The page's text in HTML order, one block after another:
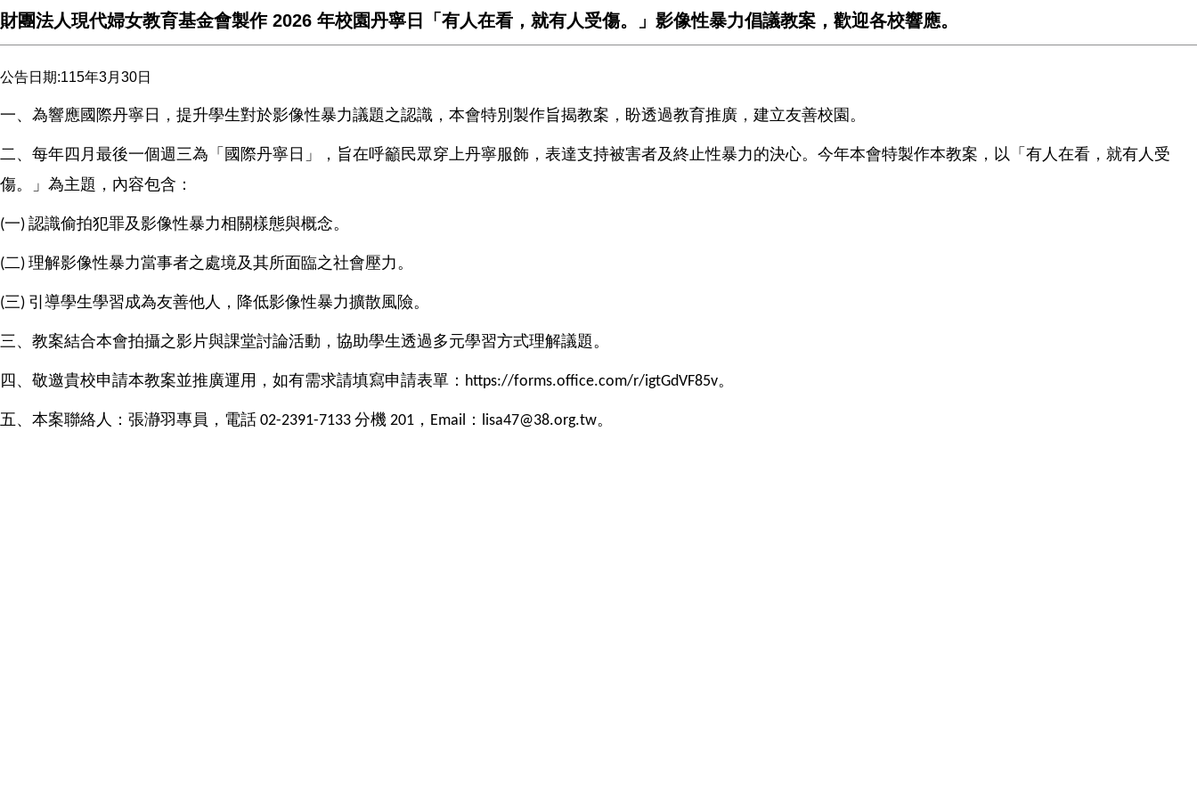
財團法人現代婦女教育基金會製作 2026 年校園丹寧日「有人在看，就有人受傷。」影像性暴力倡議教案，歡迎各校響應。
公告日期:115年3月30日
一、為響應國際丹寧日，提升學生對於影像性暴力議題之認識，本會特別製作旨揭教案，盼透過教育推廣，建立友善校園。
二、每年四月最後一個週三為「國際丹寧日」，旨在呼籲民眾穿上丹寧服飾，表達支持被害者及終止性暴力的決心。今年本會特製作本教案，以「有人在看，就有人受
傷。」為主題，內容包含：
(一) 認識偷拍犯罪及影像性暴力相關樣態與概念。
(二) 理解影像性暴力當事者之處境及其所面臨之社會壓力。
(三) 引導學生學習成為友善他人，降低影像性暴力擴散風險。
三、教案結合本會拍攝之影片與課堂討論活動，協助學生透過多元學習方式理解議題。
四、敬邀貴校申請本教案並推廣運用，如有需求請填寫申請表單： https://forms.office.com/r/igtGdVF85v。
五、本案聯絡人：張瀞羽專員，電話 02-2391-7133 分機 201 ， Email ： lisa47@38.org.tw。